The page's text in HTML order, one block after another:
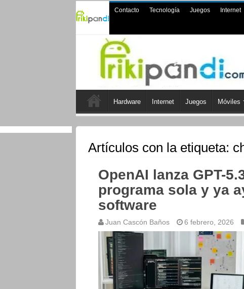
Contacto Tecnología Juegos Internet
Hardware Internet Juegos Móviles
Artículos con la etiqueta:
OpenAI lanza GPT-
programa sola y ya
software
Juan Cascón Baños 6 febrero, 2026